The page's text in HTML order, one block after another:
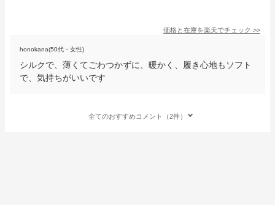
価格と在庫を楽天でチェック >>
honokana(50代・女性)
シルクで、薄くてごわつかずに、暖かく、履き心地もソフト
で、気持ちがいいです
全てのおすすめコメント（2件）